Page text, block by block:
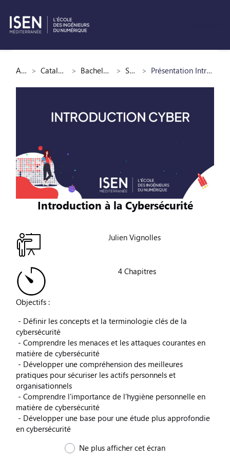
Accueil
Catalogue des cours Bachelor Cybersécurité Semestre 1 Présentation Introduction à la Cybersécurité
Introduction à la Cybersécurité
Julien Vignolles
4 Chapitres
Objectifs :
- Définir les concepts et la terminologie clés de la
cybersécurité
- Comprendre les menaces et les attaques courantes en
matière de cybersécurité
- Développer une compréhension des meilleures
pratiques pour sécuriser les actifs personnels et
organisationnels
- Comprendre l'importance de l'hygiène personnelle en
matière de cybersécurité
- Développer une base pour une étude plus approfondie
en cybersécurité
Ne plus afficher cet écran